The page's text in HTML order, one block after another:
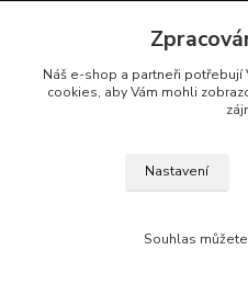
+420412384749
Náš e-shop a partneři potřebují
cookies, aby Vám mohli
Nastavení
Souhlas